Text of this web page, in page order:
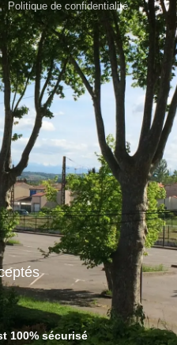
Politique de confidentialité
100% sécurisé